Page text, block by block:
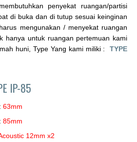
penyekat ruangan/partisi
di buka dan di tutup sesuai keinginan
mengunakan / menyekat ruangan
hanya untuk ruangan pertemuan kami
huni, Type Yang kami miliki : TYPE
IP-85
63mm
85mm
12mm x2